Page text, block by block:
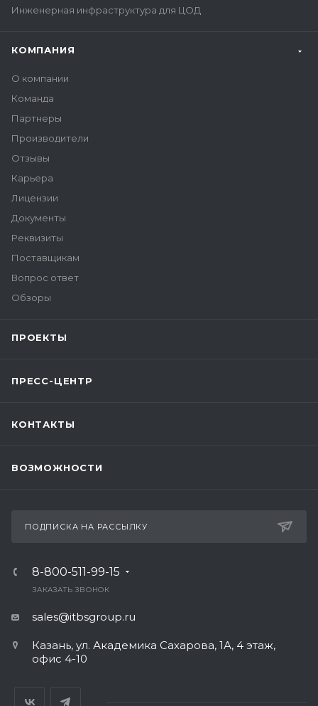
Инженерная инфраструктура для ЦОД
КОМПАНИЯ
О компании
Команда
Партнеры
Производители
Отзывы
Карьера
Лицензии
Документы
Реквизиты
Поставщикам
Вопрос ответ
Обзоры
ПРОЕКТЫ
ПРЕСС-ЦЕНТР
КОНТАКТЫ
ВОЗМОЖНОСТИ
ПОДПИСКА НА РАССЫЛКУ
8-800-511-99-15
ЗАКАЗАТЬ ЗВОНОК
sales@itbsgroup.ru
Казань, ул. Академика Сахарова, 1А, 4 этаж,
офис 4-10